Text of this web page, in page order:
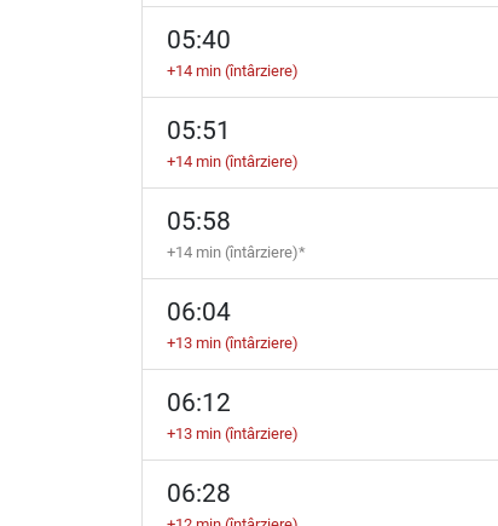
05:40
+14 min (întârziere)
05:51
+14 min (întârziere)
05:58
+14 min (întârziere)*
06:04
+13 min (întârziere)
06:12
+13 min (întârziere)
06:28